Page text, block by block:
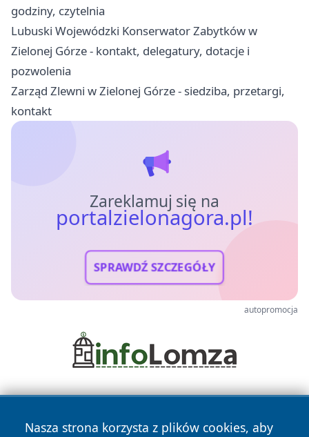
godziny, czytelnia
Lubuski Wojewódzki Konserwator Zabytków w
Zielonej Górze - kontakt, delegatury, dotacje i
pozwolenia
Zarząd Zlewni w Zielonej Górze - siedziba, przetargi,
kontakt
Zareklamuj się na
portalzielonagora.pl!
SPRAWDŹ SZCZEGÓŁY
autopromocja
Nasza strona korzysta z plików cookies, aby